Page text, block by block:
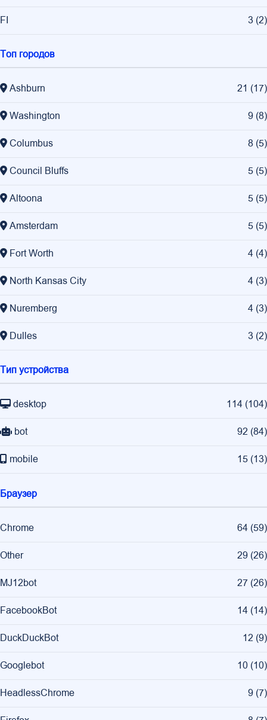
FI 3 (2)
Топ городов
Ashburn 21 (17)
Washington 9 (8)
Columbus 8 (5)
Council Bluffs 5 (5)
Altoona 5 (5)
Amsterdam 5 (5)
Fort Worth 4 (4)
North Kansas City 4 (3)
Nuremberg 4 (3)
Dulles 3 (2)
Тип устройства
desktop 114 (104)
bot 92 (84)
mobile 15 (13)
Браузер
Chrome 64 (59)
Other 29 (26)
MJ12bot 27 (26)
FacebookBot 14 (14)
DuckDuckBot 12 (9)
Googlebot 10 (10)
HeadlessChrome 9 (7)